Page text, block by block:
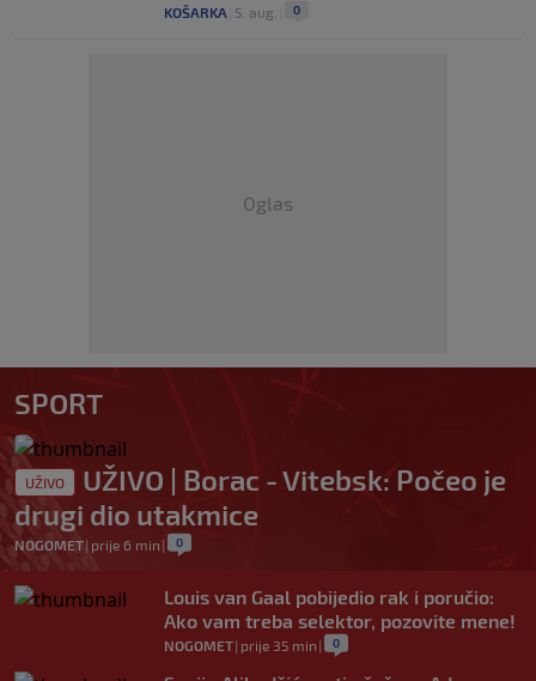
KOŠARKA 5. aug. 0
Oglas
SPORT
UŽIVO
UŽIVO | Borac - Vitebsk: Počeo je
drugi dio utakmice
NOGOMET| prije 6 min | 0
Louis van Gaal pobijedio rak i poručio:
Ako vam treba selektor, pozovite mene!
NOGOMET| prije 35 min | 0